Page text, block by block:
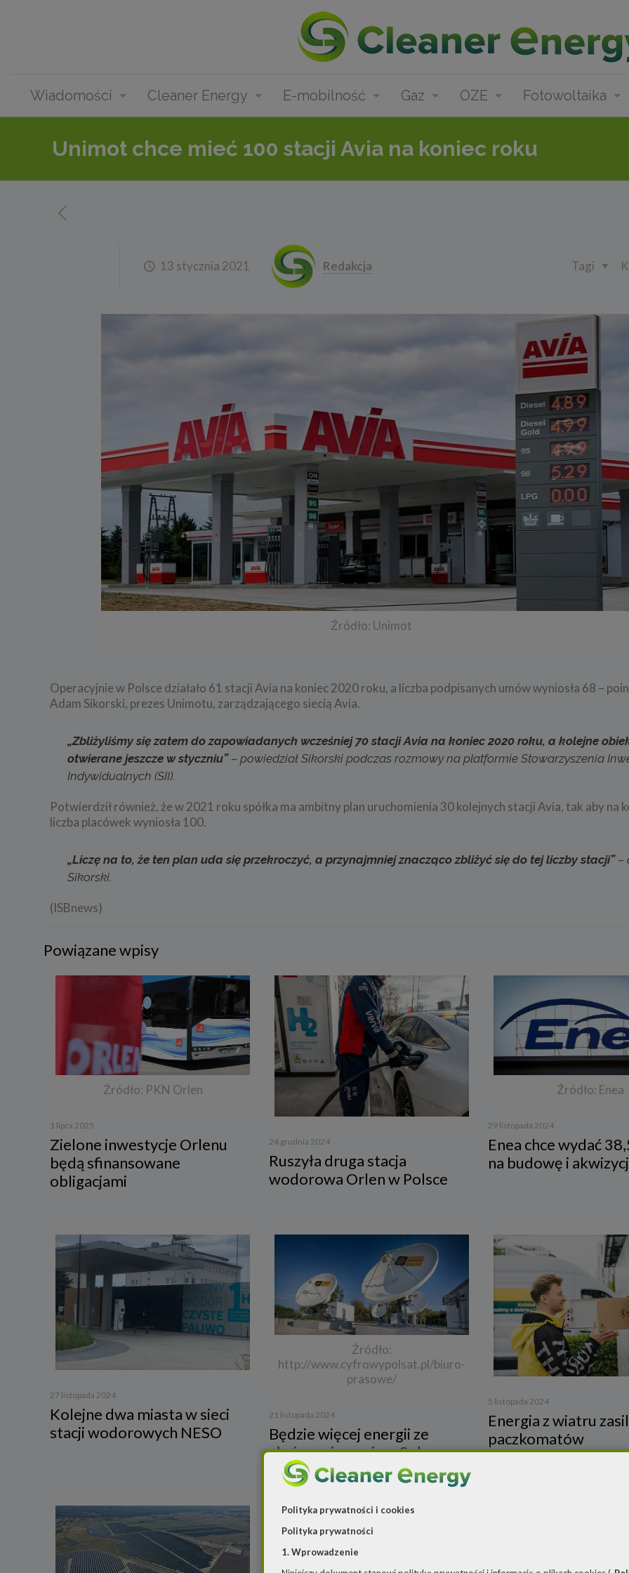
Wiadomości Cleaner Energy E-mobilność Gaz OZE Fotowoltaika
Unimot chce mieć 100 stacji Avia na koniec roku
13 stycznia 2021 Redakcja Tagi
Źródło: Unimot
Operacyjnie w Polsce działało 61 stacji Avia na koniec 2020 roku, a liczba podpisanych umów wyniosła 68 –
Adam Sikorski, prezes Unimotu, zarządzającego siecią Avia.
„Zbliżyliśmy się zatem do zapowiadanych wcześniej 70 stacji Avia na koniec 2020 roku, a kolejne
otwierane jeszcze w styczniu”– powiedział Sikorski podczas rozmowy na platformie Stowarzyszenia
Indywidualnych (SII).
Potwierdził również, że w 2021 roku spółka ma ambitny plan uruchomienia 30 kolejnych stacji Avia, tak aby na
liczba placówek wyniosła 100.
„Liczę na to, że ten plan uda się przekroczyć, a przynajmniej znacząco zbliżyć się do tej liczby stacji”–
Sikorski.
(ISBnews)
Powiązane wpisy
Źródło: PKN Orlen
1 lipca 2025
Zielone inwestycje Orlenu
będą sfinansowane
obligacjami
24 grudnia 2024
Ruszyła druga stacja
wodorowa Orlen w Polsce
Źródło: Enea
29 listopada 2024
Enea chce wydać
na budowę i
27 listopada 2024
Kolejne dwa miasta w sieci
stacji wodorowych NESO
Źródło:
http://www.cyfrowypolsat.pl/biuro-
prasowe/
21 listopada 2024
Będzie więcej energii ze
słońca w imperium Solorza
5 listopada 2024
Energia z wiatru
paczkomatów
Polityka prywatności i cookies
Polityka prywatności
1. Wprowadzenie